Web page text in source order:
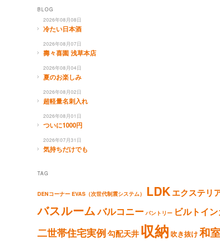
BLOG
2026年08月08日
冷たい日本酒
2026年08月07日
壽々喜園 浅草本店
2026年08月04日
夏のお楽しみ
2026年08月02日
超軽量名刺入れ
2026年08月01日
ついに1000円
2026年07月31日
気持ちだけでも
TAG
DENコーナー EVAS（次世代制震システム） LDKエクステリ
バスルームバルコニー パントリー ビルトイ
二世帯住宅実例勾配天井 収納 吹き抜け和